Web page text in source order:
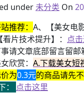
under未分类 On
推荐： A、【美女电
看片技术提升】： 点
请文章底部留言留邮
欣赏： A.下载美女短
为0.3元的商品请先
： 点击这里